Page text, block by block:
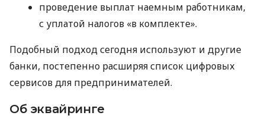
проведение выплат наемным работникам,
с уплатой налогов «в комплекте».
Подобный подход сегодня используют и другие
банки, постепенно расширяя список цифровых
сервисов для предпринимателей.
Об эквайринге